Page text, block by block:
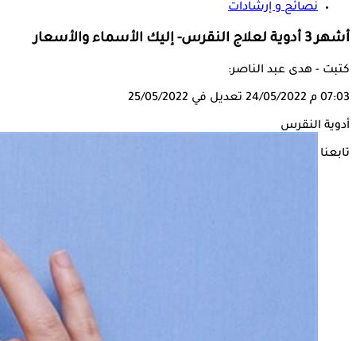
نصائح و إرشادات
أشهر 3 أدوية لعلاج النقرس- إليك الأسماء والأسعار
كتبت - هدى عبد الناصر:
07:03 م 24/05/2022 تعديل في 25/05/2022
أدوية النقرس
تابعنا على